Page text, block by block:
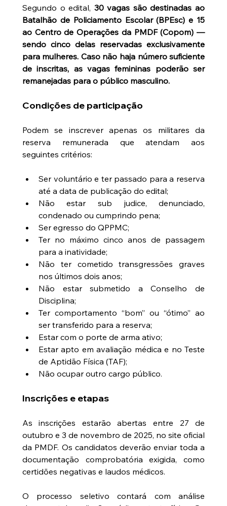
Segundo o edital, 30 vagas são destinadas ao
Batalhão de Policiamento Escolar (BPEsc) e 15
ao Centro de Operações da PMDF (Copom) —
sendo cinco delas reservadas exclusivamente
para mulheres. Caso não haja número suficiente
de inscritas, as vagas femininas poderão ser
remanejadas para o público masculino.
Condições de participação
Podem se inscrever apenas os militares da
reserva remunerada que atendam aos
seguintes critérios:
Ser voluntário e ter passado para a reserva
até a data de publicação do edital;
Não estar sub judice, denunciado,
condenado ou cumprindo pena;
Ser egresso do QPPMC;
Ter no máximo cinco anos de passagem
para a inatividade;
Não ter cometido transgressões graves
nos últimos dois anos;
Não estar submetido a Conselho de
Disciplina;
Ter comportamento “bom” ou “ótimo” ao
ser transferido para a reserva;
Estar com o porte de arma ativo;
Estar apto em avaliação médica e no Teste
de Aptidão Física (TAF);
Não ocupar outro cargo público.
Inscrições e etapas
As inscrições estarão abertas entre 27 de
outubro e 3 de novembro de 2025, no site oficial
da PMDF. Os candidatos deverão enviar toda a
documentação comprobatória exigida, como
certidões negativas e laudos médicos.
O processo seletivo contará com análise